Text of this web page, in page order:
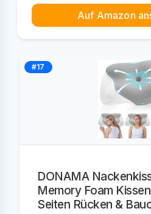
Auf Amazon
#17
DONAMA
Memory Foam
Seiten Rücken &